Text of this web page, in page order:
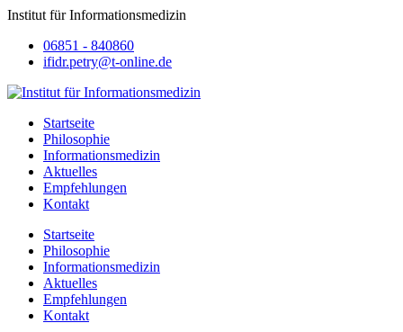
Institut für Informationsmedizin
06851 - 840860
ifidr.petry@t-online.de
Startseite
Philosophie
Informationsmedizin
Aktuelles
Empfehlungen
Kontakt
Startseite
Philosophie
Informationsmedizin
Aktuelles
Empfehlungen
Kontakt